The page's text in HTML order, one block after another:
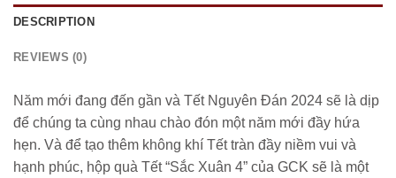
DESCRIPTION
REVIEWS (0)
Năm mới đang đến gần và Tết Nguyên Đán 2024 sẽ là dịp
để chúng ta cùng nhau chào đón một năm mới đầy hứa
hẹn. Và để tạo thêm không khí Tết tràn đầy niềm vui và
hạnh phúc, hộp quà Tết “Sắc Xuân 4” của GCK sẽ là một